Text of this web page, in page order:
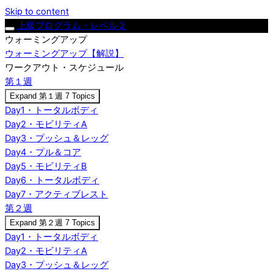
Skip to content
上級プログラム・レベル２
ウォーミングアップ
ウォーミングアップ【解説】
ワークアウト・スケジュール
第１週
Expand 第１週 7 Topics
Day1・トータルボディ
Day2・モビリティA
Day3・プッシュ＆レッグ
Day4・プル＆コア
Day5・モビリティB
Day6・トータルボディ
Day7・アクティブレスト
第２週
Expand 第２週 7 Topics
Day1・トータルボディ
Day2・モビリティA
Day3・プッシュ＆レッグ